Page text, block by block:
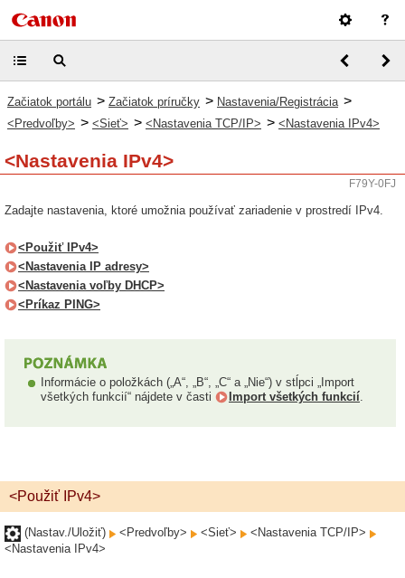
Začiatok portálu > Začiatok príručky > Nastavenia/Registrácia >
<Predvoľby> > <Sieť> > <Nastavenia TCP/IP> > <Nastavenia IPv4>
<Nastavenia IPv4>
F79Y-0FJ
Zadajte nastavenia, ktoré umožnia používať zariadenie v prostredí IPv4.
<Použiť IPv4>
<Nastavenia IP adresy>
<Nastavenia voľby DHCP>
<Príkaz PING>
Informácie o položkách („A“, „B“, „C“ a „Nie“) v stĺpci „Import
všetkých funkcií“ nájdete v časti
Import všetkých funkcií.
<Použiť IPv4>
(Nastav./Uložiť) <Predvoľby> <Sieť>
<Nastavenia TCP/IP>
<Nastavenia IPv4>